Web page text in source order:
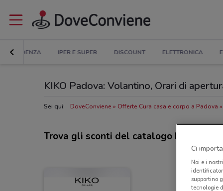
IN EVIDENZA IPER E SUPER DISCOUNT ELETTRONICA
KIKO Padova: Volantino, Orari di
Sei qui: DoveConviene Offerte Cura casa e corpo a Padova
Trova gli sconti del catalogo Kiko
Ci
Noi e i nostri
supportino
tecnologie